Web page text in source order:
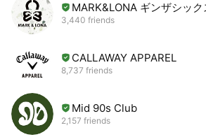
MARK&LONA ギンザシック
3,440 friends
CALLAWAY APPAREL
8,737 friends
Mid 90s Club
2,157 friends